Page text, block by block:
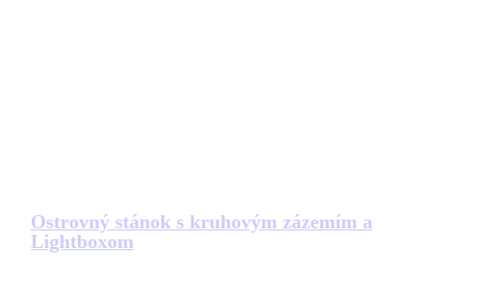
Ostrovný stánok s kruhovým zázemím a
Lightboxom